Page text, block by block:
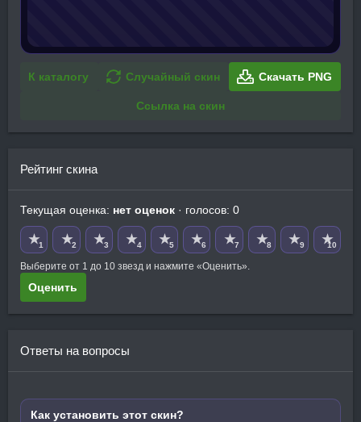
К каталогу Случайный скин Скачать PNG
Ссылка на скин
Рейтинг скина
Текущая оценка: нет оценок · голосов: 0
★1 ★2 ★3 ★4 ★5 ★6 ★7 ★8 ★9 ★10
Выберите от 1 до 10 звезд и нажмите «Оценить».
Оценить
Ответы на вопросы
Как установить этот скин?